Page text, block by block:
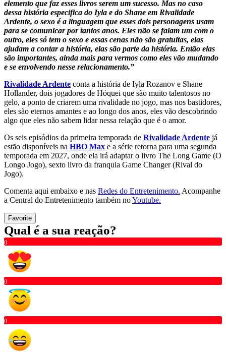
elemento que faz esses livros serem um sucesso. Mas no caso
dessa história especifica do Iyla e do Shane em Rivalidade
Ardente, o sexo é a linguagem que esses dois personagens usam
para se comunicar por tantos anos. Eles não se falam um com o
outro, eles só tem o sexo e essas cenas não são gratuitas, elas
ajudam a contar a história, elas são parte da história. Então elas
são importantes, ainda mais para vermos como eles vão mudando
e se envolvendo nesse relacionamento.”
Rivalidade Ardente conta a história de Iyla Rozanov e Shane
Hollander, dois jogadores de Hóquei que são muito talentosos no
gelo, a ponto de criarem uma rivalidade no jogo, mas nos bastidores,
eles são eternos amantes e ao longo dos anos, eles vão descobrindo
algo que eles não sabem lidar nessa relação que é o amor.
Os seis episódios da primeira temporada de Rivalidade Ardente já
estão disponíveis na HBO Max e a série retorna para uma segunda
temporada em 2027, onde ela irá adaptar o livro The Long Game (O
Longo Jogo), sexto livro da franquia Game Changer (Rival do
Jogo).
Comenta aqui embaixo e nas Redes do Entretenimento. Acompanhe
a Central do Entretenimento também noYoutube.
Favorite
Qual é a sua reação?
0
0
0